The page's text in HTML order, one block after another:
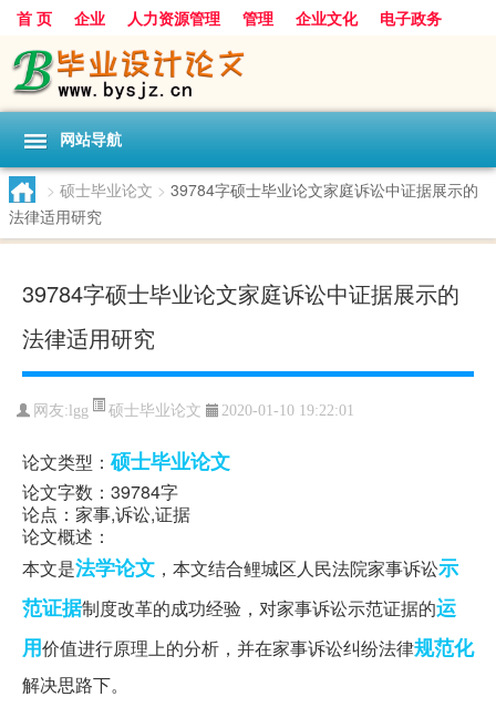
首 页 企业 人力资源管理 管理 企业文化
电子政务
数据
旅游 项目 浅谈 发展
网站导航
> 硕士毕业论文 > 39784字硕士毕业论文家庭诉讼中证据展示的
法律适用研究
39784字硕士毕业论文家庭诉讼中证据展示的
法律适用研究
网友: lgg 硕士毕业论文 2020-01-10 19:22:01
论文类型：硕士毕业论文
论文字数：39784字
论点：家事,诉讼,证据
论文概述：
本文是法学论文 ，本文结合鲤城区人民法院家事诉讼示
范证据制度改革的成功经验，对家事诉讼示范证据的运
用价值进行原理上的分析，并在家事诉讼纠纷法律规范化
解决思路下。